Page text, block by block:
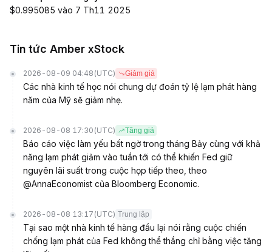
$0.995085 vào 7 Th11 2025
Tin tức Amber xStock
2026-08-09 04:48 (UTC) Giảm giá
Các nhà kinh tế học nói chung dự đoán tỷ lệ lạm phát hàng
năm của Mỹ sẽ giảm nhẹ.
2026-08-08 17:30 (UTC) Tăng giá
Báo cáo việc làm yếu bất ngờ trong tháng Bảy cùng với khả
năng lạm phát giảm vào tuần tới có thể khiến Fed giữ
nguyên lãi suất trong cuộc họp tiếp theo, theo
@AnnaEconomist của Bloomberg Economic.
2026-08-08 13:17 (UTC) Trung lập
Tại sao một nhà kinh tế hàng đầu lại nói rằng cuộc chiến
chống lạm phát của Fed không thể thắng chỉ bằng việc tăng